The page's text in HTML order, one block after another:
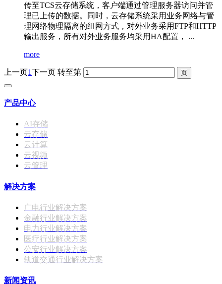
传至TCS云存储系统，客户端通过管理服务器访问并管
理已上传的数据。同时，云存储系统采用业务网络与管
理网络物理隔离的组网方式，对外业务采用FTP和HTTP
输出服务，所有对外业务服务均采用HA配置， ...
more
上一页1下一页 转至第
产品中心
AI存储
云存储
云计算
云视频
云管理
解决方案
广电行业解决方案
金融行业解决方案
电力行业解决方案
医疗行业解决方案
公安行业解决方案
轨道交通行业解决方案
新闻资讯